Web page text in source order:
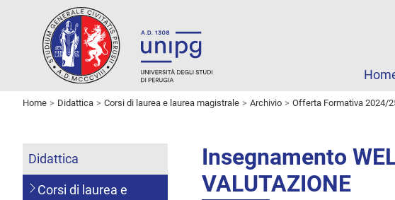
Home Didattica Corsi di laurea e laurea magistrale Archivio Offerta Formativa 2024/
Insegnamento
VALUTAZIONE
Didattica
Corsi di laurea e